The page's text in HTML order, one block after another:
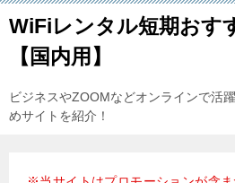
WiFiレンタル短期おす
【国内用】
ビジネスやZOOMなどオンラインで活
めサイトを紹介！